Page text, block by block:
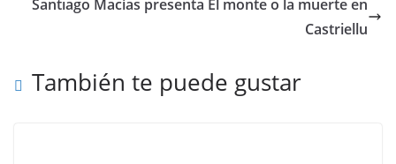
Santiago Macías presenta El monte o la muerte en
Castriellu
También te puede gustar